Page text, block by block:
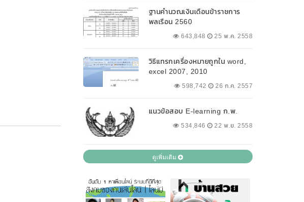
ฐานคำนวณเงินเดือนข้าราชการ
พลเรือน 2560
643,848 25 พ.ค. 2558
วิธีแทรกเครื่องหมายถูกใน word,
excel 2007, 2010
598,742 26 ก.ค. 2557
แนวข้อสอบ E-learning ก.พ.
534,846 22 พ.ย. 2558
ดูเพิ่มเติม